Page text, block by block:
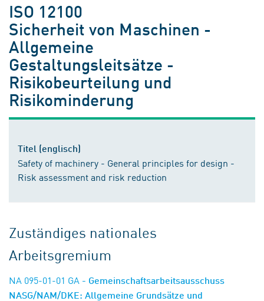
ISO 12100
Sicherheit von Maschinen -
Allgemeine
Gestaltungsleitsätze -
Risikobeurteilung und
Risikominderung
Titel (englisch)
Safety of machinery - General principles for design -
Risk assessment and risk reduction
Zuständiges nationales
Arbeitsgremium
NA 095-01-01 GA - Gemeinschaftsarbeitsausschuss
NASG/NAM/DKE: Allgemeine Grundsätze und